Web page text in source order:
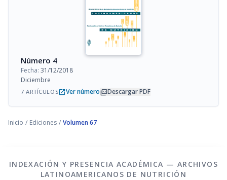
Número 4
Fecha: 31/12/2018
Diciembre
7 ARTÍCULOSopen_in_newVer númeropicture_as_pdfDescargar PDF
Inicio / Ediciones / Volumen 67
INDEXACIÓN Y PRESENCIA ACADÉMICA — ARCHIVOS
LATINOAMERICANOS DE NUTRICIÓN